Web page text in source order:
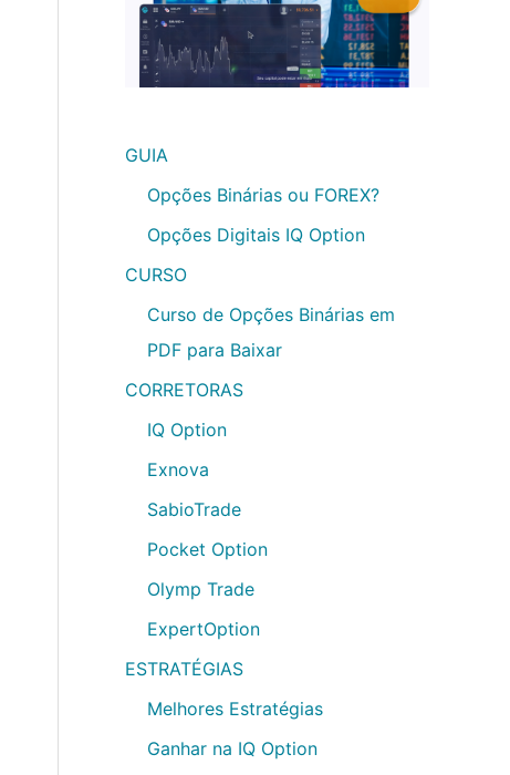
GUIA
Opções Binárias ou FOREX?
Opções Digitais IQ Option
CURSO
Curso de Opções Binárias em
PDF para Baixar
CORRETORAS
IQ Option
Exnova
SabioTrade
Pocket Option
Olymp Trade
ExpertOption
ESTRATÉGIAS
Melhores Estratégias
Ganhar na IQ Option